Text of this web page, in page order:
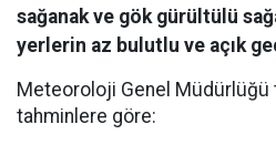
sağanak ve gök gürültülü
yerlerin az bulutlu ve açık
Meteoroloji Genel Müdürlüğü
tahminlere göre: